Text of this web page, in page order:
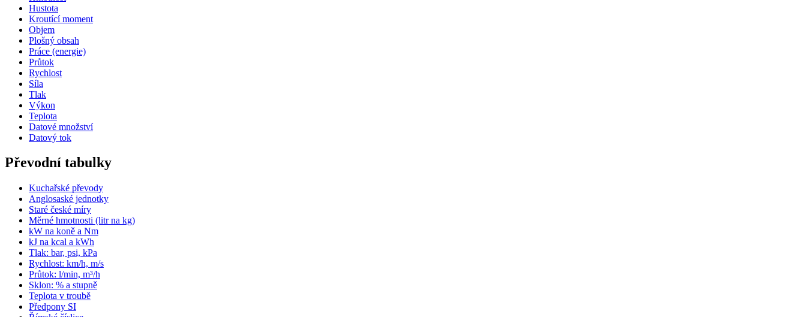
Hustota
Kroutící moment
Objem
Plošný obsah
Práce (energie)
Průtok
Rychlost
Síla
Tlak
Výkon
Teplota
Datové množství
Datový tok
Převodní tabulky
Kuchařské převody
Anglosaské jednotky
Staré české míry
Měrné hmotnosti (litr na kg)
kW na koně a Nm
kJ na kcal a kWh
Tlak: bar, psi, kPa
Rychlost: km/h, m/s
Průtok: l/min, m³/h
Sklon: % a stupně
Teplota v troubě
Předpony SI